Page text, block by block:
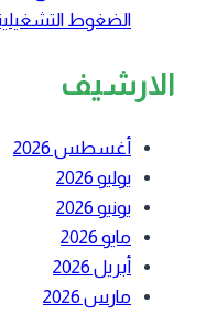
الضغوط التشغيلية
الارشيف
أغسطس 2026
يوليو 2026
يونيو 2026
مايو 2026
أبريل 2026
مارس 2026